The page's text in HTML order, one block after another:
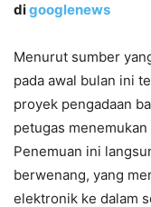
digooglenews
Menurut sumber
pada awal bulan ini
proyek pengadaan
petugas
Penemuan ini
berwenang, yang
elektronik ke dalam